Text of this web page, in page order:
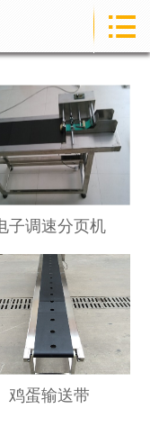
产品展示
视频展示
关于我们
服务与支持

子调速分页机
鸡蛋输送带